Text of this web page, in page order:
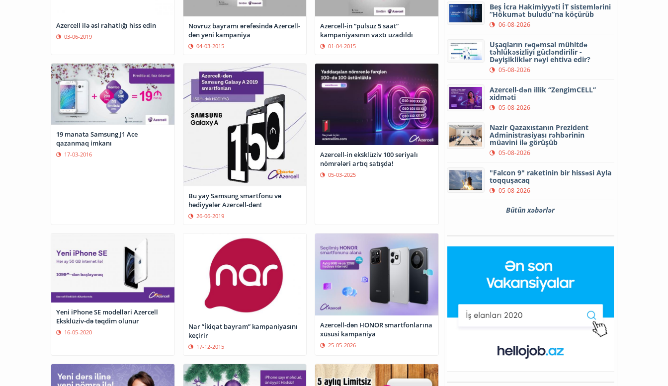
Azercell ilə əsl rahatlığı hiss edin
03-06-2019
Novruz bayramı ərəfəsində Azercell-
dən yeni kampaniya
04-03-2015
Azercell-in “pulsuz 5 saat”
kampaniyasının vaxtı uzadıldı
01-04-2015
19 manata Samsung J1 Ace
qazanmaq imkanı
17-03-2016
Bu yay Samsung smartfonu və
hədiyyələr Azercell-dən!
26-06-2019
Azercell-in eksklüziv 100 seriyalı
nömrələri artıq satışda!
05-03-2025
Yeni iPhone SE modelləri Azercell
Eksklüziv-də təqdim olunur
16-05-2020
Nar ”İkiqat bayram” kampaniyasını
keçirir
17-12-2015
Azercell-dən HONOR smartfonlarına
xüsusi kampaniya
25-05-2026
Beş İcra Hakimiyyəti İT sistemlərini
“Hökumət buludu”na köçürüb
06-08-2026
Uşaqların rəqəmsal mühitdə
təhlükəsizliyi gücləndirilir -
Dəyişikliklər nəyi ehtiva edir?
05-08-2026
Azercell-dən illik “ZengimCELL”
xidməti
05-08-2026
Nazir Qazaxıstanın Prezident
Administrasiyası rəhbərinin
müavini ilə görüşüb
05-08-2026
"Falcon 9" raketinin bir hissəsi Ayla
toqquşacaq
05-08-2026
Bütün xəbərlər